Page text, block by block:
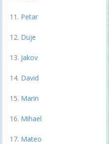
Petar
Duje
Jakov
David
Marin
Mihael
Mateo